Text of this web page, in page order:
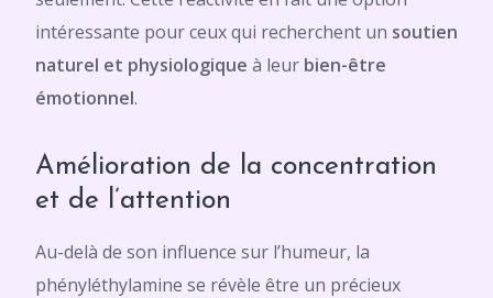
intéressante pour ceux qui recherchent un soutien
naturel et physiologique à leur bien-être
émotionnel.
Amélioration de la concentration
et de l’attention
Au-delà de son influence sur l’humeur, la
phényléthylamine se révèle être un précieux